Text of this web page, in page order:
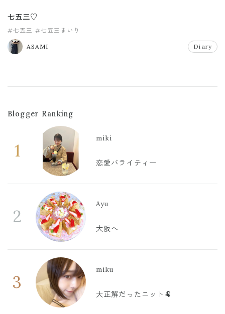
七五三♡
#七五三 #七五三まいり
ASAMI Diary
Blogger Ranking
1
miki
恋愛バライティー
2
Ayu
大阪へ
3
miku
大正解だったニット🐏